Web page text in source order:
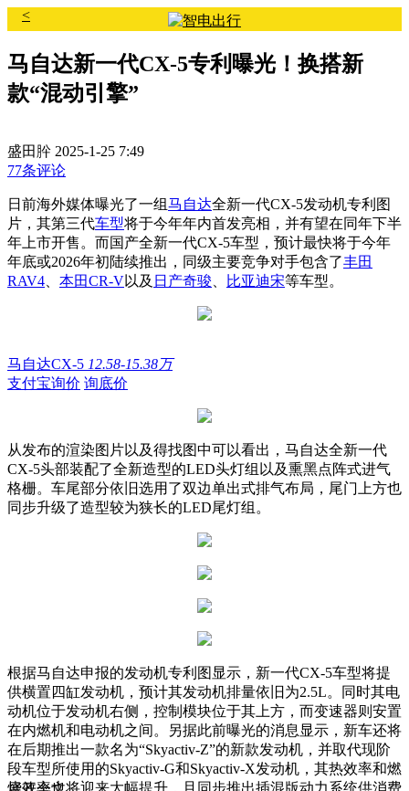
<
马自达新一代CX-5专利曝光！换搭新
款“混动引擎”
盛田肸 2025-1-25 7:49
77条评论
日前海外媒体曝光了一组马自达全新一代CX-5发动机专利图
片，其第三代车型将于今年年内首发亮相，并有望在同年下半
年上市开售。而国产全新一代CX-5车型，预计最快将于今年
年底或2026年初陆续推出，同级主要竞争对手包含了丰田
RAV4
本田CR-V以及 日产奇骏 比亚迪宋等车型。
马自达CX-5 12.58-15.38万
支付宝询价 询底价
从发布的渲染图片以及得找图中可以看出，马自达全新一代
CX-5头部装配了全新造型的LED头灯组以及熏黑点阵式进气
格栅。车尾部分依旧选用了双边单出式排气布局，尾门上方也
同步升级了造型较为狭长的LED尾灯组。
根据马自达申报的发动机专利图显示，新一代CX-5车型将提
供横置四缸发动机，预计其发动机排量依旧为2.5L。同时其电
动机位于发动机右侧，控制模块位于其上方，而变速器则安置
在内燃机和电动机之间。另据此前曝光的消息显示，新车还将
在后期推出一款名为“Skyactiv-Z”的新款发动机，并取代现阶
段车型所使用的Skyactiv-G和Skyactiv-X发动机，其热效率和燃
烧效率也将迎来大幅提升，且同步推出插混版动力系统供消费